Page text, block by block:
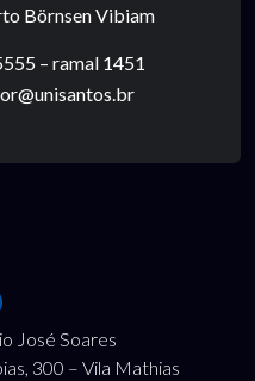
Börnsen Vibiam
– ramal 1451
José Soares
300 – Vila Mathias